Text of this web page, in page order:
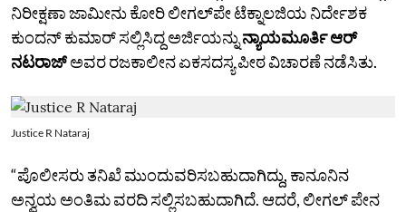
ನಿರೀಕ್ಷಣಾ ಜಾಮೀನು ಕೋರಿ ಲೀಗಲ್‌ಪೇ ಟೆಕ್ನಾಲಜಿಯ ನಿರ್ದೇಶಕ
ಕುಂದನ್‌ ಕುಮಾರ್‌ ಸಲ್ಲಿಸಿದ್ದ ಅರ್ಜಿಯನ್ನುನ್ಯಾಯಮೂರ್ತಿ ಆರ್‌
ನಟರಾಜ್‌ಅವರ ರಜಕಾಲೀನ ಏಕಸದಸ್ಯ ಪೀಠ ವಿಚಾರಣೆ ನಡೆಸಿತು.
Justice R Nataraj
“ಪೊಲೀಸರು ತನಿಖೆ ಮುಂದುವರಿಸಬಹುದಾಗಿದ್ದು, ಕಾನೂನಿನ
ಅನ್ವಯ ಅಂತಿಮ ವರದಿ ಸಲ್ಲಿಸಬಹುದಾಗಿದೆ. ಆದರೆ, ಲೀಗಲ್‌ ಪೇನ